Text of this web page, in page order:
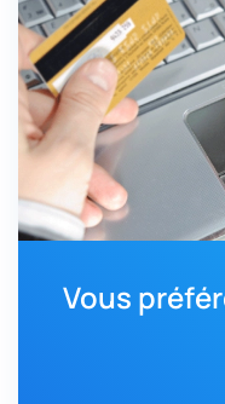
Vous